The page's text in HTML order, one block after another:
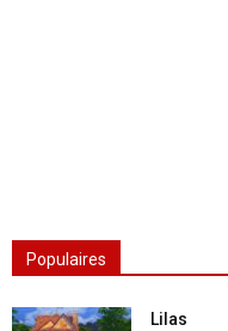
Populaires
Lilas